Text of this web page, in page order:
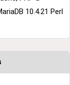
10.4.21 Perl